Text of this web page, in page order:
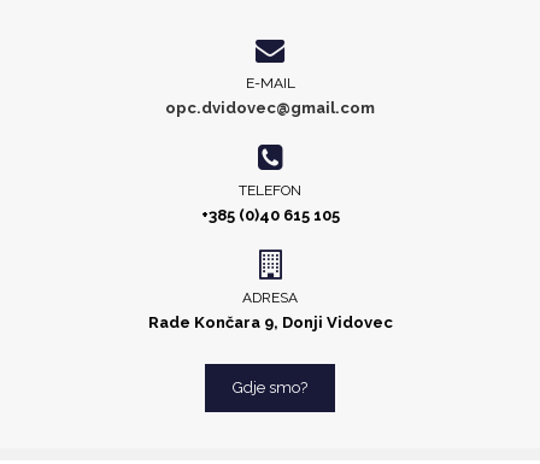
E-MAIL
opc.dvidovec@gmail.com
TELEFON
+385 (0)40 615 105
ADRESA
Rade Končara 9, Donji Vidovec
Gdje smo?